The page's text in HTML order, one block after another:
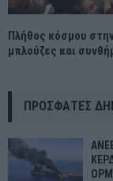
Πλήθος κόσμου
μπλούζες και
ΠΡΌΣΦΑΤΕΣ